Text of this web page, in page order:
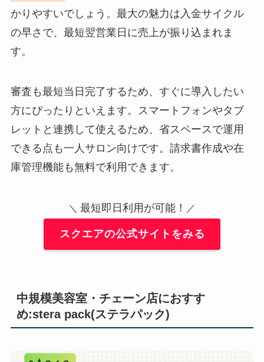
かりやすいでしょう。最大の魅力は入金サイクル
の早さで、最短翌営業日に売上が振り込まれま
す。
審査も最短当日完了するため、すぐに導入したい
方にぴったりといえます。スマートフォンやタブ
レットと連携して使えるため、省スペースで運用
できる点も一人サロン向けです。請求書作成や在
庫管理機能も無料で利用できます。
＼ 最短即日利用が可能！ ／
スクエアの公式サイトをみる
中規模美容室・チェーン店におすす
め:stera pack(ステラパック)